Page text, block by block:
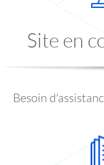
Site en
Besoin